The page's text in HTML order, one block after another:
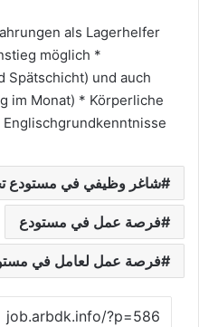
als Lagerhelfer
möglich *
Spätschicht) und auch
im Monat) * Körperliche
شاغر وظيفي في مستودع
فرصة عمل في مستودع
فرصة عمل لعامل في